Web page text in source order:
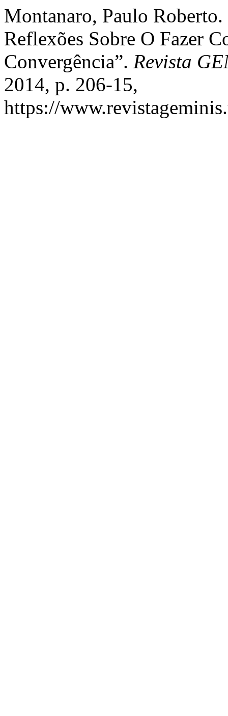
Montanaro, Paulo
Reflexões Sobre O Fazer
Convergência”. Revista
2014, p. 206-15,
https://